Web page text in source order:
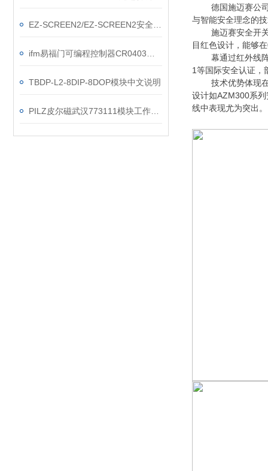
TBDP-L2-8DIP-8DOP模块中文说明
德国施迈赛公
与智能安全理念的
施迈赛安全开
目红色设计，能够
幕通过红外线
1等国际安全认证，
技术优势体现
设计如AZM300系
线中表现尤为突出。